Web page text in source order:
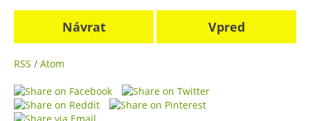
Návrat Vpred
RSS / Atom